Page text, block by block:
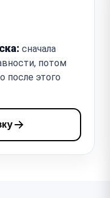
сначала
потом
после этого